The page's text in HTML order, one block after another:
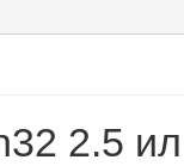
2.5